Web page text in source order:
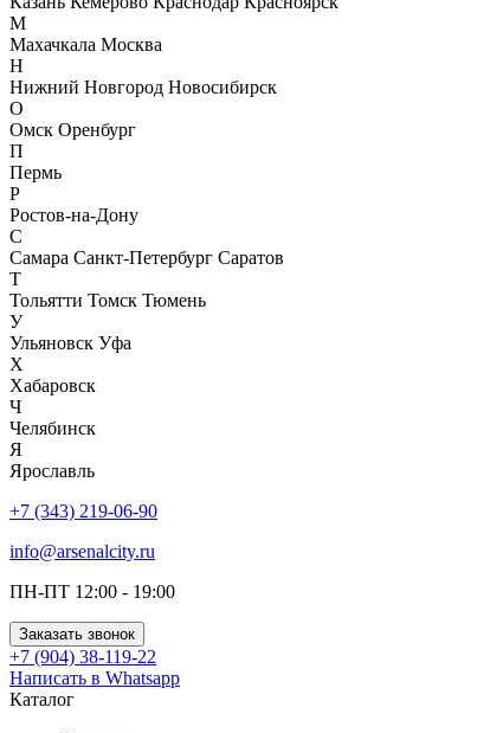
М
Махачкала Москва
Н
Нижний Новгород Новосибирск
О
Омск Оренбург
П
Пермь
Р
Ростов-на-Дону
С
Самара Санкт-Петербург Саратов
Т
Тольятти Томск Тюмень
У
Ульяновск Уфа
Х
Хабаровск
Ч
Челябинск
Я
Ярославль
+7 (343) 219-06-90
info@arsenalcity.ru
ПН-ПТ 12:00 - 19:00
Заказать звонок
+7 (904) 38-119-22
Написать в Whatsapp
Каталог